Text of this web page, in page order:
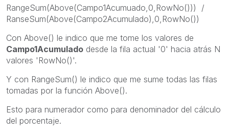
RangeSum(Above(Campo1Acumuado,0,RowNo())) /
RanseSum(Above(Campo2Acumulado),0,RowNo())
Con Above() le indico que me tome los valores de
Campo1Acumulado desde la fila actual '0' hacia atrás N
valores 'RowNo()'.
Y con RangeSum() le indico que me sume todas las filas
tomadas por la función Above().
Esto para numerador como para denominador del cálculo
del porcentaje.